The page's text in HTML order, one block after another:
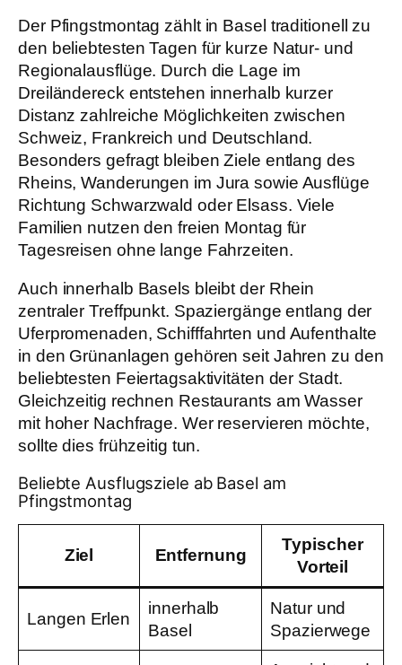
Der Pfingstmontag zählt in Basel traditionell zu
den beliebtesten Tagen für kurze Natur- und
Regionalausflüge. Durch die Lage im
Dreiländereck entstehen innerhalb kurzer
Distanz zahlreiche Möglichkeiten zwischen
Schweiz, Frankreich und Deutschland.
Besonders gefragt bleiben Ziele entlang des
Rheins, Wanderungen im Jura sowie Ausflüge
Richtung Schwarzwald oder Elsass. Viele
Familien nutzen den freien Montag für
Tagesreisen ohne lange Fahrzeiten.
Auch innerhalb Basels bleibt der Rhein
zentraler Treffpunkt. Spaziergänge entlang der
Uferpromenaden, Schifffahrten und Aufenthalte
in den Grünanlagen gehören seit Jahren zu den
beliebtesten Feiertagsaktivitäten der Stadt.
Gleichzeitig rechnen Restaurants am Wasser
mit hoher Nachfrage. Wer reservieren möchte,
sollte dies frühzeitig tun.
Beliebte Ausflugsziele ab Basel am
Pfingstmontag
Ziel Entfernung
Typischer
Vorteil
Langen Erlen
innerhalb
Basel
Natur und
Spazierwege